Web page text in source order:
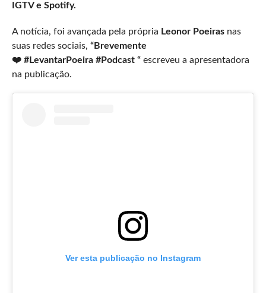
IGTV e Spotify.
A notícia, foi avançada pela própria Leonor Poeirasnas
suas redes sociais, “Brevemente
❤️ #LevantarPoeira #Podcast “escreveu a apresentadora
na publicação.
Ver esta publicação no Instagram